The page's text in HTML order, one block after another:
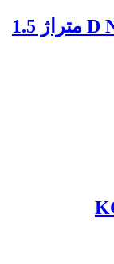
کابل هارد دی نت D NET USB 3.0 متراژ 1.5